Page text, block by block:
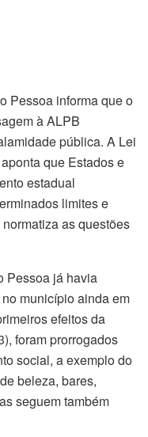
Pessoa informa que o
à ALPB
pública. A Lei
que Estados e
estadual
limites e
as questões
Pessoa já havia
município ainda em
efeitos da
foram prorrogados
social, a exemplo do
beleza, bares,
seguem também